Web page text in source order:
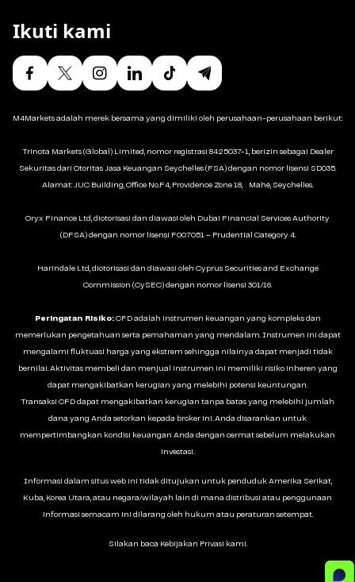
Ikuti kami
M4Markets adalah merek bersama yang dimiliki oleh perusahaan-perusahaan berikut:
Trinota Markets (Global) Limited, nomor registrasi 8425037-1, berizin sebagai Dealer
Sekuritas dari Otoritas Jasa Keuangan Seychelles (FSA) dengan nomor lisensi SD035.
Alamat: JUC Building, Office No.F4, Providence Zone 18, Mahé, Seychelles.
Oryx Finance Ltd, diotorisasi dan diawasi oleh Dubai Financial Services Authority
(DFSA) dengan nomor lisensi F007051 – Prudential Category 4.
Harindale Ltd, diotorisasi dan diawasi oleh Cyprus Securities and Exchange
Commission (CySEC) dengan nomor lisensi 301/16.
Peringatan Risiko:CFD adalah instrumen keuangan yang kompleks dan
memerlukan pengetahuan serta pemahaman yang mendalam. Instrumen ini dapat
mengalami fluktuasi harga yang ekstrem sehingga nilainya dapat menjadi tidak
bernilai. Aktivitas membeli dan menjual instrumen ini memiliki risiko inheren yang
dapat mengakibatkan kerugian yang melebihi potensi keuntungan.
Transaksi CFD dapat mengakibatkan kerugian tanpa batas yang melebihi jumlah
dana yang Anda setorkan kepada broker ini. Anda disarankan untuk
mempertimbangkan kondisi keuangan Anda dengan cermat sebelum melakukan
investasi.
Informasi dalam situs web ini tidak ditujukan untuk penduduk Amerika Serikat,
Kuba, Korea Utara, atau negara/wilayah lain di mana distribusi atau penggunaan
informasi semacam ini dilarang oleh hukum atau peraturan setempat.
Silakan baca Kebijakan Privasi kami.